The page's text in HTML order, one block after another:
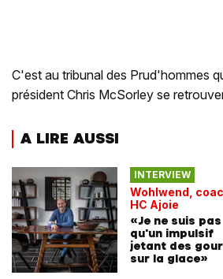
C'est au tribunal des Prud'hommes
président Chris McSorley se
A LIRE AUSSI
INTERVIEW
Wohlwend,
HC Ajoie
«Je ne suis pas
qu'un impulsif
jetant des
sur la glace»